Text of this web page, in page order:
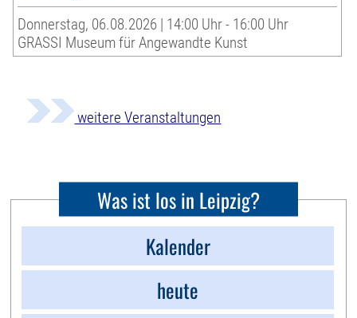
Donnerstag, 06.08.2026 | 14:00 Uhr - 16:00 Uhr
GRASSI Museum für Angewandte Kunst
weitere Veranstaltungen
Was ist los in Leipzig?
Kalender
heute